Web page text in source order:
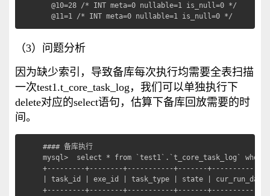
@10=28 /* INT meta=0 nullable=1 is_null=0 */
@11=1 /* INT meta=0 nullable=1 is_null=0 */
（3）问题分析
因为缺少索引，导致备库每次执行均需要全表扫描
一次test1.t_core_task_log，我们可以单独执行下
delete对应的select语句，估算下备库回放需要的时
间。
#### 备库执行
mysql>  select * from `test1`.`t_core_task_log` where
+---------+--------+-----------+-------
| task_id | exe_id | task_type | state | cur_run_date
+---------+--------+-----------+-------